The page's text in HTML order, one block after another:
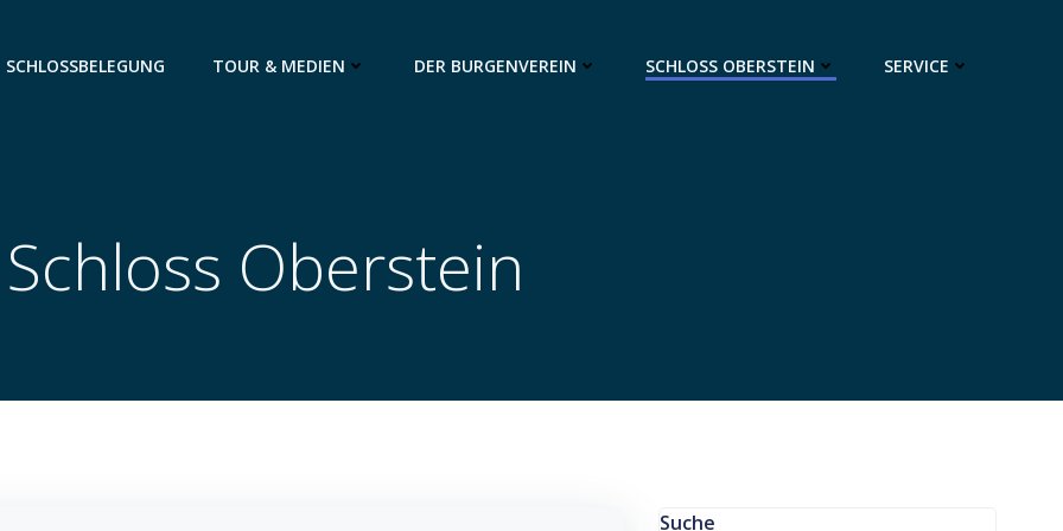
SCHLOSSBELEGUNG TOUR & MEDIEN DER BURGENVEREIN SCHLOSS OBERSTEIN SERVICE
Schloss Oberstein
Suche